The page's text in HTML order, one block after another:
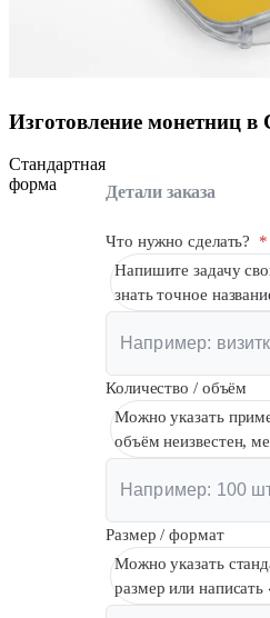
Изготовление монетниц в
Стандартная
форма
Детали заказа
Что нужно сделать?
*
Напишите задачу
знать точное
Количество / объём
Можно указать
объём неизвестен,
Размер / формат
Можно указать
размер или написать